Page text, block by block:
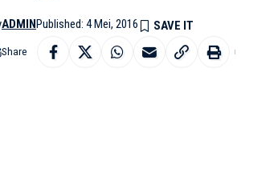
ADMINPublished: 4 Mei, 2016
Share